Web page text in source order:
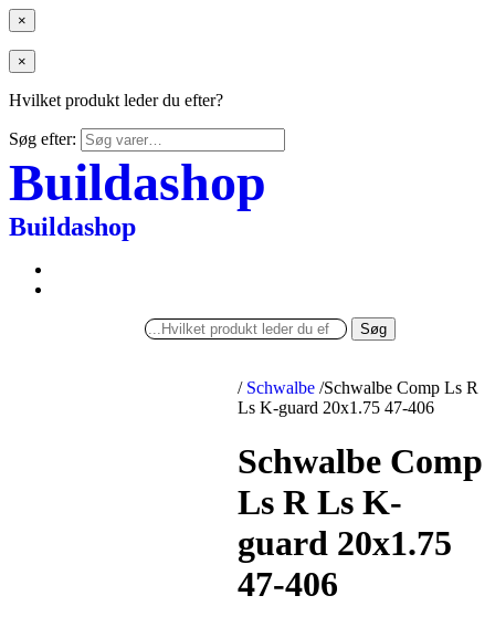
×
×
Hvilket produkt leder du efter?
Søg efter:
Buildashop
Buildashop
Søg
/ Schwalbe /Schwalbe Comp Ls R
Ls K-guard 20x1.75 47-406
Schwalbe Comp
Ls R Ls K-
guard 20x1.75
47-406